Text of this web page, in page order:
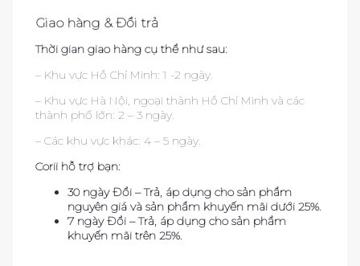
Giao hàng & Đổi trả
Thời gian giao hàng cụ thể như sau:
– Khu vực Hồ Chí Minh: 1 -2 ngày.
– Khu vực Hà Nội, ngoại thành Hồ Chí Minh và các
thành phố lớn: 2 – 3 ngày.
– Các khu vực khác: 4 – 5 ngày.
Corii hỗ trợ bạn:
30 ngày Đổi – Trả, áp dụng cho sản phẩm
nguyên giá và sản phẩm khuyến mãi dưới 25%.
7 ngày Đổi – Trả, áp dụng cho sản phẩm
khuyến mãi trên 25%.